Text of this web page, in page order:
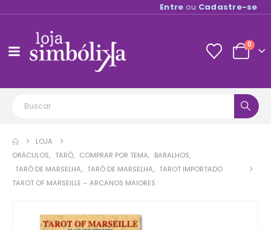
Entre ou Cadastre-se
0
LOJA
ORÁCULOS, TARÔ, COMPRAR POR TEMA, BARALHOS,
TARÔ DE MARSELHA, TARÔ DE MARSELHA, TAROT IMPORTADO
TAROT OF MARSEILLE – ARCANOS MAIORES